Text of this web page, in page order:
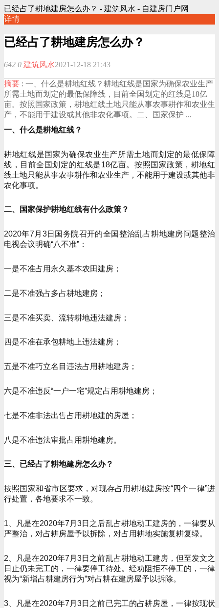
已经占了耕地建房怎么办？ - 建筑风水 - 自建房门户网
详情
已经占了耕地建房怎么办？
642 0 建筑风水2021-12-18 21:43
摘要 : 一、什么是耕地红线？耕地红线是国家为确保农业生产
所需土地而划定的最低保障线，目前全国划定的红线是18亿
亩。按照国家政策，耕地红线土地只能从事农事耕作和农业生
产，不能用于建设或其他非农化事项。二、国家保护 ...
一、什么是耕地红线？
耕地红线是国家为确保农业生产所需土地而划定的最低保障
线，目前全国划定的红线是18亿亩。按照国家政策，耕地红
线土地只能从事农事耕作和农业生产，不能用于建设或其他非
农化事项。
二、国家保护耕地红线有什么政策？
2020年7月3日国务院召开的全国整治乱占耕地建房问题整治
电视会议明确“八不准”：
一是不准占用永久基本农田建房；
二是不准强占多占耕地建房；
三是不准买卖、流转耕地违法建房；
四是不准在承包耕地上违法建房；
五是不准巧立名目违法占用耕地建房；
六是不准违反“一户一宅”规定占用耕地建房；
七是不准非法出售占用耕地建的房屋；
八是不准违法审批占用耕地建房。
三、已经占了耕地建房怎么办？
按照国家和省市区要求，对现存占用耕地建房按“四个一律”进
行处置，各地要求不一致。
1、凡是在2020年7月3日之后乱占耕地动工建房的，一律要从
严整治，对占耕房屋予以拆除，对占用耕地实施复耕复绿。
2、凡是在2020年7月3日之前乱占耕地动工建房，但至发文之
日止仍未完工的，一律要停工待处。经劝阻拒不停工的，一律
视为“新增占耕建房行为”对占耕在建房屋予以拆除。
3、凡是在2020年7月3日之前已完工的占耕房屋，一律按现状